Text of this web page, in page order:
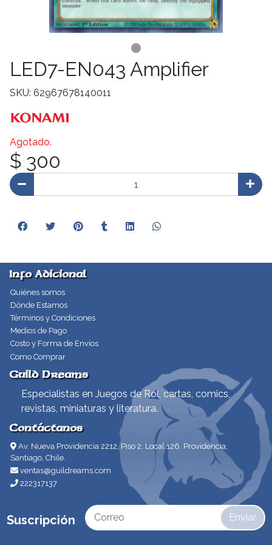
LED7-EN043 Amplifier
SKU: 62967678140011
Agotado.
$ 300
Info Adicional
Quiénes somos
Dónde Estamos
Términos y Condiciones
Medios de Pago
Costo y Forma de Envíos
Como Comprar
Guild Dreams
Especialistas en Juegos de Rol, cartas, comics,
revistas, miniaturas y literatura.
Contáctanos
Av. Nueva Providencia 2212, Piso 2, Local 126. Providencia,
Santiago, Chile.
ventas@guildreams.com
222317137
Suscripción Enviar